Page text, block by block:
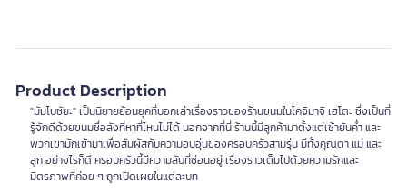
Product Description
"มัมโบชัยะ" เป็นนิยายย้อนยุคที่บอกเล่าเรื่องราวของร้านขนมในโคจิมาจิ เฮโตะ ซึ่งเป็นที่
รู้จักดีด้วยขนมชื่อลังที่หาที่ไหนไม่ได้ นอกจากที่นี่ ร้านนี้มีลูกค้ามาตั้งแต่เช้ายันค่ำ และ
พวกเขามักเข้ามาเพื่อสัมผัสกับความอบอุ่นของครอบครัวสามรุ่น มีทั้งคุณตา แม่ และ
ลูก อย่างไรก็ดี ครอบครัวนี้มีความลับที่ซ่อนอยู่ เรื่องราวเต็มไปด้วยความรักและ
มิตรภาพที่ค่อย ๆ ถูกเปิดเผยในแต่ละบท